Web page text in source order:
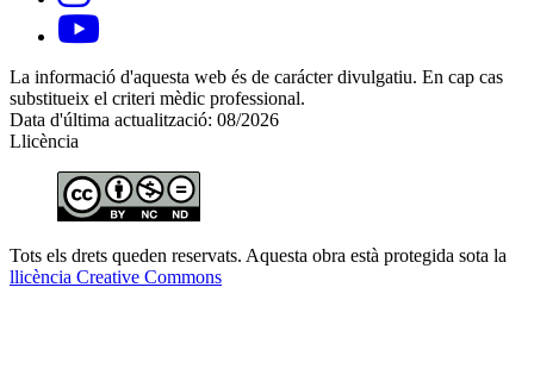
La informació d'aquesta web és de carácter divulgatiu. En cap cas
substitueix el criteri mèdic professional.
Data d'última actualització: 08/2026
Llicència
Tots els drets queden reservats. Aquesta obra està protegida sota la
llicència Creative Commons